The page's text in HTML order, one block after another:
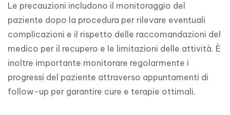
Le precauzioni includono il monitoraggio del
paziente dopo la procedura per rilevare eventuali
complicazioni e il rispetto delle raccomandazioni del
medico per il recupero e le limitazioni delle attività. È
inoltre importante monitorare regolarmente i
progressi del paziente attraverso appuntamenti di
follow-up per garantire cure e terapie ottimali.